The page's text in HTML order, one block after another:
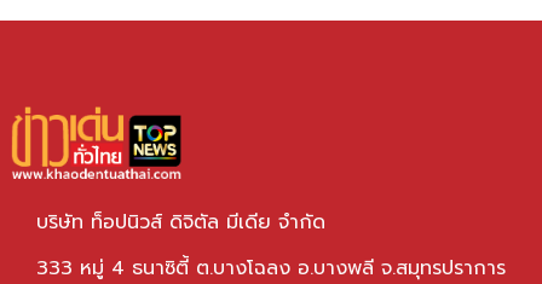
บริษัท ท็อปนิวส์ ดิจิตัล มีเดีย จำกัด
333 หมู่ 4 ธนาซิตี้ ต.บางโฉลง อ.บางพลี จ.สมุทรปราการ